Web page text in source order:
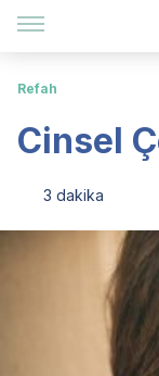
Refah
Cinsel
3 dakika